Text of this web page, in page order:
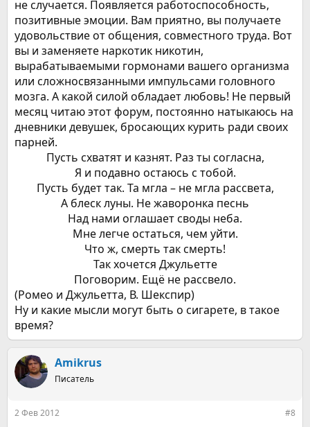
не случается. Появляется работоспособность,
позитивные эмоции. Вам приятно, вы получаете
удовольствие от общения, совместного труда. Вот
вы и заменяете наркотик никотин,
вырабатываемыми гормонами вашего организма
или сложносвязанными импульсами головного
мозга. А какой силой обладает любовь! Не первый
месяц читаю этот форум, постоянно натыкаюсь на
дневники девушек, бросающих курить ради своих
парней.
Пусть схватят и казнят. Раз ты согласна,​
Я и подавно остаюсь с тобой.​
Пусть будет так. Та мгла – не мгла рассвета,​
А блеск луны. Не жаворонка песнь​
Над нами оглашает своды неба.​
Мне легче остаться, чем уйти.​
Что ж, смерть так смерть!​
Так хочется Джульетте​
Поговорим. Ещё не рассвело.​
(Ромео и Джульетта, В. Шекспир)
Ну и какие мысли могут быть о сигарете, в такое
время?
Amikrus
Писатель
2 Фев 2012 #8